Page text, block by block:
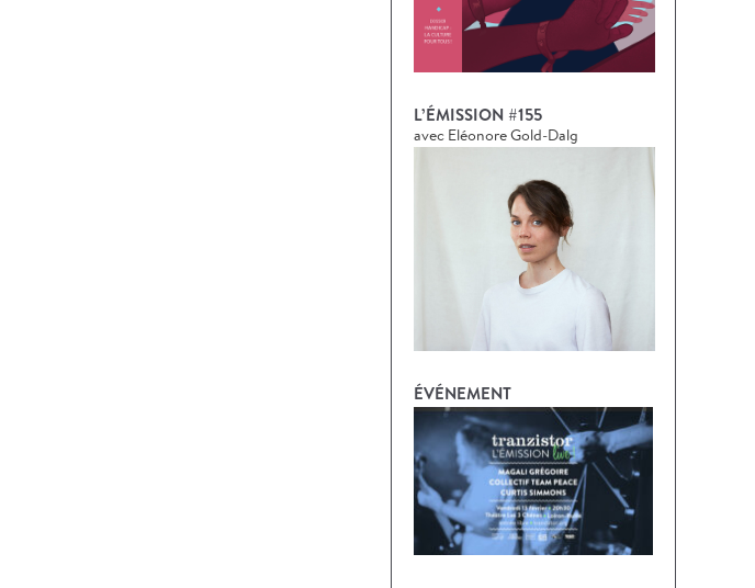
L’ÉMISSION #155
avec Eléonore Gold-Dalg
ÉVÉNEMENT